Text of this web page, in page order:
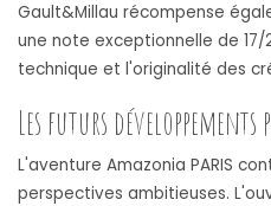
Gault&Millau récompense
une note exceptionnelle de
technique et l'originalité des
Les futurs
L'aventure Amazonia PARIS
perspectives ambitieuses.